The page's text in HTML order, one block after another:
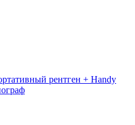
рентген + Handy